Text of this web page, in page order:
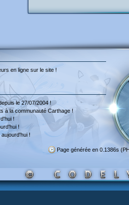
en ligne sur le site !
le 27/07/2004 !
à la communauté Carthage !
!
!
!
Page générée en 0.1386s